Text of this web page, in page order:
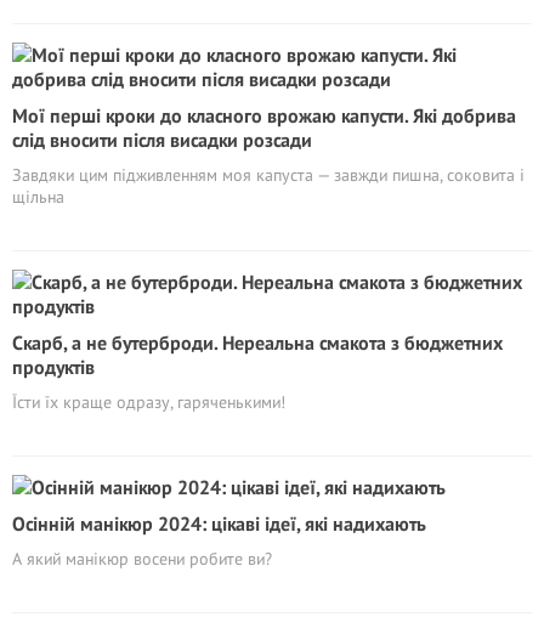
Мої перші кроки до класного врожаю капусти. Які добрива
слід вносити після висадки розсади
Завдяки цим підживленням моя капуста — завжди пишна, соковита і
щільна
Скарб, а не бутерброди. Нереальна смакота з бюджетних
продуктів
Їсти їх краще одразу, гаряченькими!
Осінній манікюр 2024: цікаві ідеї, які надихають
А який манікюр восени робите ви?